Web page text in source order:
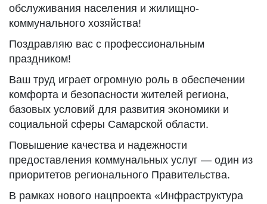
обслуживания населения и жилищно-
коммунального хозяйства!
Поздравляю вас с профессиональным
праздником!
Ваш труд играет огромную роль в обеспечении
комфорта и безопасности жителей региона,
базовых условий для развития экономики и
социальной сферы Самарской области.
Повышение качества и надежности
предоставления коммунальных услуг — один из
приоритетов регионального Правительства.
В рамках нового нацпроекта «Инфраструктура